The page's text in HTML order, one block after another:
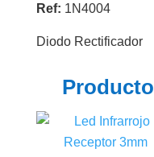
Ref: 1N4004
Diodo Rectificador